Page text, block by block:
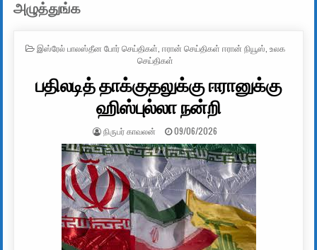
அழுத்துங்க
POSTED IN
இஸ்ரேல் பாலஸ்தீன போர் செய்திகள் ஈரான் செய்திகள் ஈரான் நியூஸ் உலக
செய்திகள்
பதிலடித் தாக்குதலுக்கு ஈரானுக்கு
ஹிஸ்புல்லா நன்றி
AUTHOR:
நிருபர் காவலன் PUBLISHED DATE:
09/06/2026